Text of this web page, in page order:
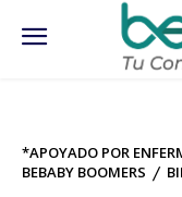
*APOYADO POR
BEBABY BOOMERS